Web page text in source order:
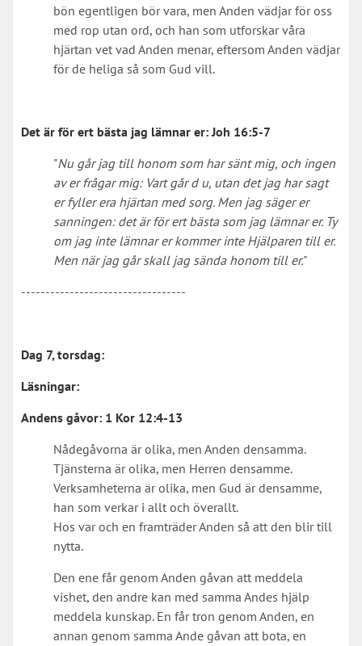
bön egentligen bör vara, men Anden vädjar för oss
med rop utan ord, och han som utforskar våra
hjärtan vet vad Anden menar, eftersom Anden vädjar
för de heliga så som Gud vill.
Det är för ert bästa jag lämnar er:Joh 16:5-7
"Nu går jag till honom som har sänt mig, och ingen
av er frågar mig: Vart går d u, utan det jag har sagt
er fyller era hjärtan med sorg. Men jag säger er
sanningen: det är för ert bästa som jag lämnar er. Ty
om jag inte lämnar er kommer inte Hjälparen till er.
Men när jag går skall jag sända honom till er."
----------------------------------
Dag 7, torsdag:
Läsningar:
Andens gåvor: 1 Kor 12:4-13
Nådegåvorna är olika, men Anden densamma.
Tjänsterna är olika, men Herren densamme.
Verksamheterna är olika, men Gud är densamme,
han som verkar i allt och överallt.
Hos var och en framträder Anden så att den blir till
nytta.
Den ene får genom Anden gåvan att meddela
vishet, den andre kan med samma Andes hjälp
meddela kunskap. En får tron genom Anden, en
annan genom samma Ande gåvan att bota, en